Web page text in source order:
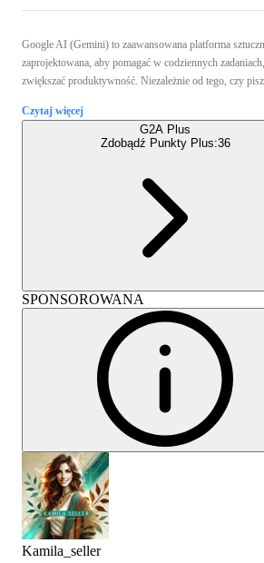
Google AI (Gemini) to zaawansowana platforma
zaprojektowana, aby pomagać w codziennych
zwiększać produktywność. Niezależnie od tego, czy
Czytaj więcej
G2A Plus
Zdobądź Punkty Plus:36
SPONSOROWANA
Kamila_seller